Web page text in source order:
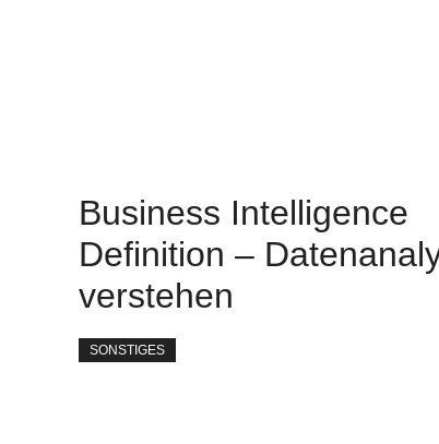
Business Intelligence
Definition –
verstehen
SONSTIGES